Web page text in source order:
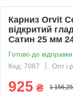
Карниз Orvit
відкритий
Сатин 25 мм
Готово до відправки
Код: 7087
Опт і
925 ₴ 1